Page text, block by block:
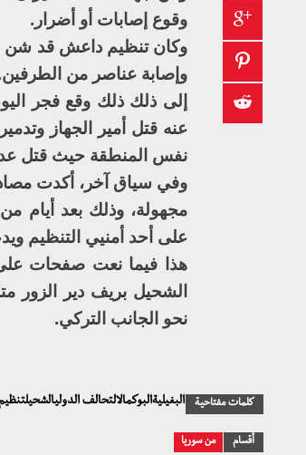
وقوع إصابات أو أضرار.
وإصابة عناصر من
إلى ذلك ذلك وقع فجر
عنه قتل أمير الجهاز
نفس المنطقة حيث قتل عدد
وفي سياق آخر، أكدت
مجهولة، وذلك بعد أيام
على أحد أمنيي التنظيم ويدعى “أبو
هذا فيما نعت صفحات على
الشحيل بريف دير الزور
نحو الجانب التركي.
كلمات مفتاحية البغيليةالبوكمالالتحالف
أقسام من سوريا